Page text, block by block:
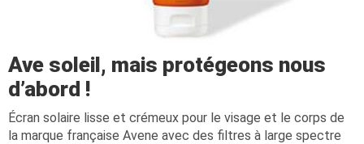
Ave soleil, mais protégeons nous
d’abord !
Écran solaire lisse et crémeux pour le visage et le corps de
la marque française Avene avec des filtres à large spectre